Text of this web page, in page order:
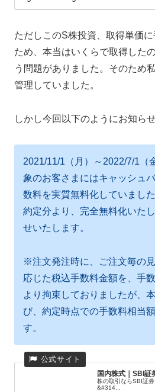
ただしこのS株投資、取得単価
ため、本当はいくらで取得した
う問題がありました。そのため
管理していました。
しかし今回以下のようにお知ら
2021/11/1（月）～2022/7/1（
象のお客さまにはキャッシュ
数料を実質無料化していまし
約定分より、完全無料化いた
せいたします。
※注文発注時に、ご注文毎の
応じた税込手数料金額を、手
より拘束しておりましたが、
び、約定時点での手数料相当
す。
国内株式｜SBI証
株の取引ならSBI証
&#314...